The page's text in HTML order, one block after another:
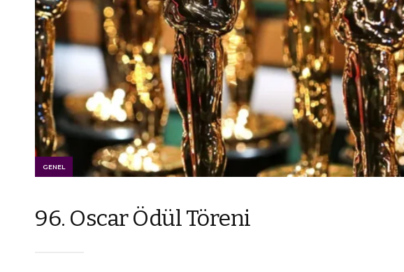
GENEL
96. Oscar Ödül Töreni